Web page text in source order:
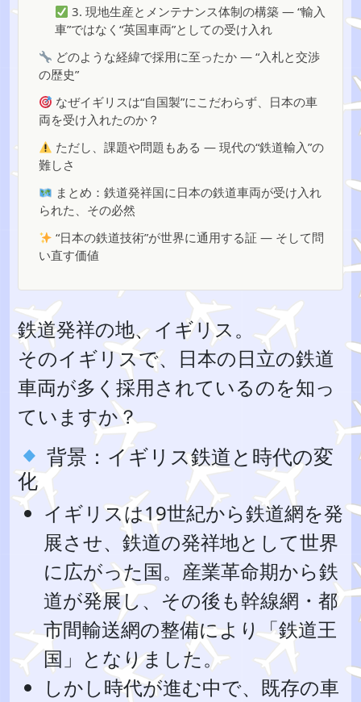
3. 現地生産とメンテナンス体制の構築 — “輸入
車”ではなく“英国車両”としての受け入れ
どのような経緯で採用に至ったか — “入札と交渉
の歴史”
なぜイギリスは“自国製”にこだわらず、日本の車
両を受け入れたのか？
ただし、課題や問題もある — 現代の“鉄道輸入”の
難しさ
まとめ：鉄道発祥国に日本の鉄道車両が受け入れ
られた、その必然
“日本の鉄道技術”が世界に通用する証 — そして問
い直す価値
鉄道発祥の地、イギリス。
そのイギリスで、日本の日立の鉄道
車両が多く採用されているのを知っ
ていますか？
背景：イギリス鉄道と時代の変
化
イギリスは19世紀から鉄道網を発
展させ、鉄道の発祥地として世界
に広がった国。産業革命期から鉄
道が発展し、その後も幹線網・都
市間輸送網の整備により「鉄道王
国」となりました。
しかし時代が進む中で、既存の車